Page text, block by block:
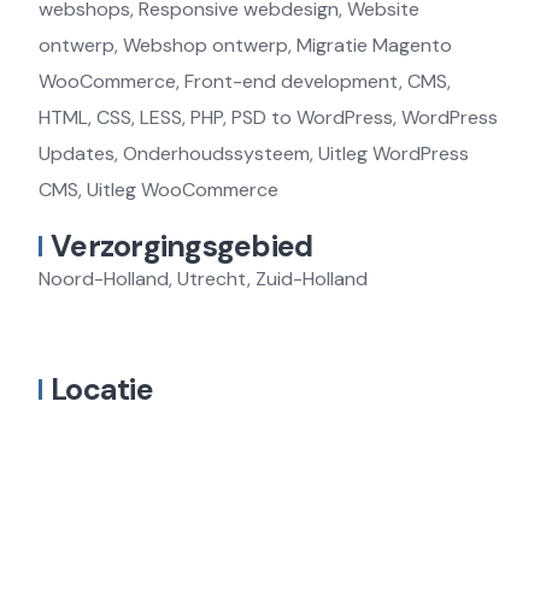
webshops, Responsive webdesign, Website
ontwerp, Webshop ontwerp, Migratie Magento
WooCommerce, Front-end development, CMS,
HTML, CSS, LESS, PHP, PSD to WordPress, WordPress
Updates, Onderhoudssysteem, Uitleg WordPress
CMS, Uitleg WooCommerce
Verzorgingsgebied
Noord-Holland, Utrecht, Zuid-Holland
Locatie